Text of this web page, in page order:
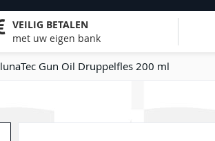
VEILIG BETALEN
met uw eigen bank
Gun Oil Druppelfles 200 ml